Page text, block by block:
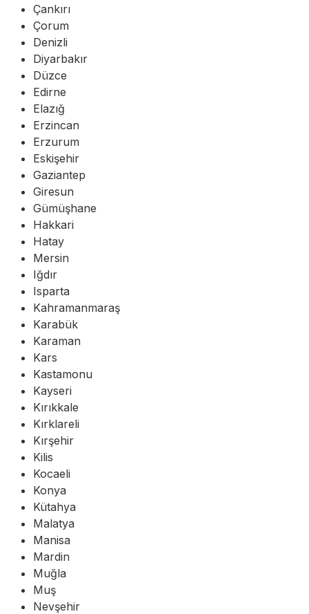
Çankırı
Çorum
Denizli
Diyarbakır
Düzce
Edirne
Elazığ
Erzincan
Erzurum
Eskişehir
Gaziantep
Giresun
Gümüşhane
Hakkari
Hatay
Mersin
Iğdır
Isparta
Kahramanmaraş
Karabük
Karaman
Kars
Kastamonu
Kayseri
Kırıkkale
Kırklareli
Kırşehir
Kilis
Kocaeli
Konya
Kütahya
Malatya
Manisa
Mardin
Muğla
Muş
Nevşehir